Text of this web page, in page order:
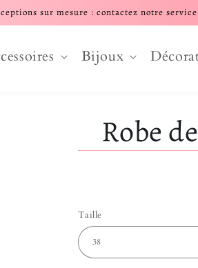
sur mesure : contactez notre service
Bijoux
Robe
Taille